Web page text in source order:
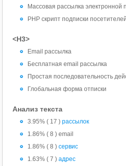
Массовая рассылка электронной
PHP скрипт подписки
<H3>
Email рассылка
Бесплатная email рассылка
Простая последовательность
Глобальная форма отписки
Анализ текста
3.95% ( 17 ) рассылок
1.86% ( 8 ) email
1.86% ( 8 ) сервис
1.63% ( 7 ) адрес